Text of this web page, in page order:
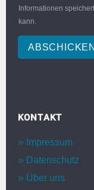
Informationen
kann.
ABSCHICKEN
KONTAKT
Impressum
Datenschutz
Über uns